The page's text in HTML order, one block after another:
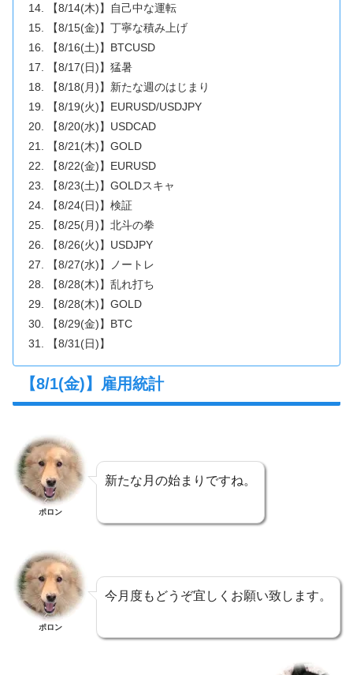
【8/14(木)】自己中な運転
【8/15(金)】丁寧な積み上げ
【8/16(土)】BTCUSD
【8/17(日)】猛暑
【8/18(月)】新たな週のはじまり
【8/19(火)】EURUSD/USDJPY
【8/20(水)】USDCAD
【8/21(木)】GOLD
【8/22(金)】EURUSD
【8/23(土)】GOLDスキャ
【8/24(日)】検証
【8/25(月)】北斗の拳
【8/26(火)】USDJPY
【8/27(水)】ノートレ
【8/28(木)】乱れ打ち
【8/28(木)】GOLD
【8/29(金)】BTC
【8/31(日)】
【8/1(金)】雇用統計
ポロン
新たな月の始まりですね。
ポロン
今月度もどうぞ宜しくお願い致します。